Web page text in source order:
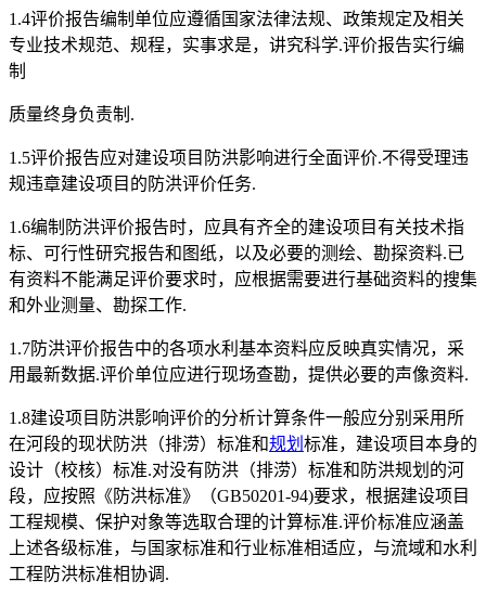
1.4评价报告编制单位应遵循国家法律法规、政策规定及相关
专业技术规范、规程，实事求是，讲究科学.评价报告实行编
制
质量终身负责制.
1.5评价报告应对建设项目防洪影响进行全面评价.不得受理违
规违章建设项目的防洪评价任务.
1.6编制防洪评价报告时，应具有齐全的建设项目有关技术指
标、可行性研究报告和图纸，以及必要的测绘、勘探资料.已
有资料不能满足评价要求时，应根据需要进行基础资料的搜集
和外业测量、勘探工作.
1.7防洪评价报告中的各项水利基本资料应反映真实情况，采
用最新数据.评价单位应进行现场查勘，提供必要的声像资料.
1.8建设项目防洪影响评价的分析计算条件一般应分别采用所
在河段的现状防洪（排涝）标准和规划 标准，建设项目本身的
设计（校核）标准.对没有防洪（排涝）标准和防洪规划的河
段，应按照《防洪标准》（GB50201-94)要求，根据建设项目
工程规模、保护对象等选取合理的计算标准.评价标准应涵盖
上述各级标准，与国家标准和行业标准相适应，与流域和水利
工程防洪标准相协调.